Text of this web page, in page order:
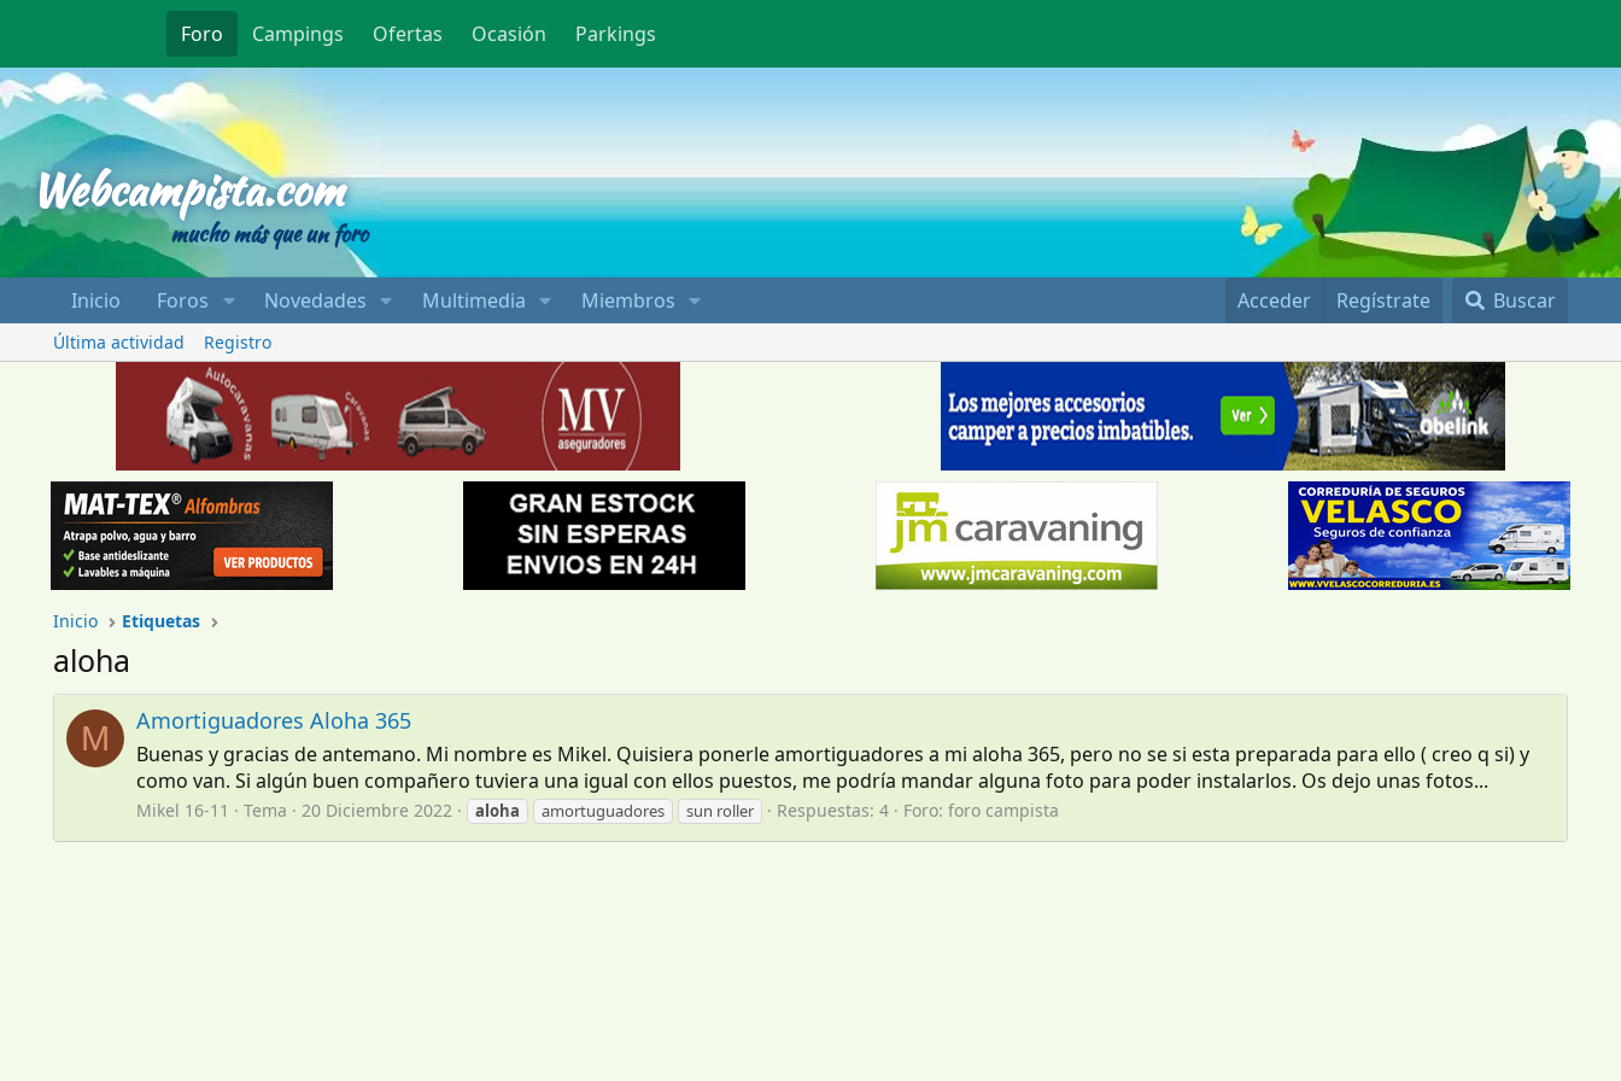
Foro Campings Ofertas Ocasión Parkings
Webcampista.com
mucho más que un foro
Inicio Foros Novedades Multimedia Miembros Acceder Regístrate Buscar
Última actividad Registro
Inicio Etiquetas
aloha
M Amortiguadores Aloha 365
Buenas y gracias de antemano. Mi nombre es Mikel. Quisiera ponerle amortiguadores a mi aloha 365, pero no se si esta preparada para ello ( creo q si) y
como van. Si algún buen compañero tuviera una igual con ellos puestos, me podría mandar alguna foto para poder instalarlos. Os dejo unas fotos...
Mikel 16-11 Tema 20 Diciembre 2022 aloha amortuguadores sun roller Respuestas: 4 Foro: foro campista